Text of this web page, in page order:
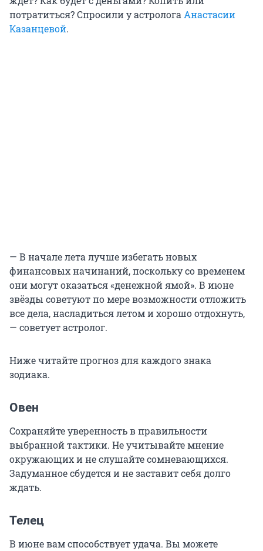
потратиться? Спросили у астрологаАнастасии
Казанцевой.
— В начале лета лучше избегать новых
финансовых начинаний, поскольку со временем
они могут оказаться «денежной ямой». В июне
звёзды советуют по мере возможности отложить
все дела, насладиться летом и хорошо отдохнуть,
— советует астролог.
Ниже читайте прогноз для каждого знака
зодиака.
Овен
Сохраняйте уверенность в правильности
выбранной тактики. Не учитывайте мнение
окружающих и не слушайте сомневающихся.
Задуманное сбудется и не заставит себя долго
ждать.
Телец
В июне вам способствует удача. Вы можете